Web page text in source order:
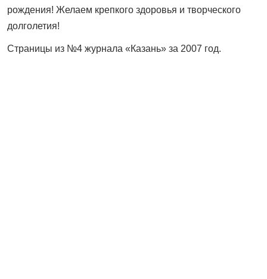
рождения! Желаем крепкого здоровья и творческого
долголетия!
Страницы из №4 журнала «Казань» за 2007 год.